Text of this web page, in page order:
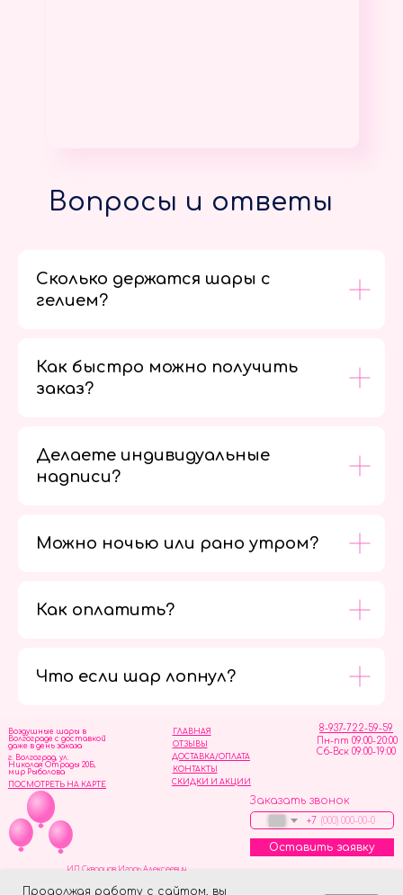
Продолжая работу с сайтом, вы
Вопросы и ответы
Сколько держатся шары с
гелием?
Как быстро можно получить
заказ?
Делаете индивидуальные
надписи?
Можно ночью или рано утром?
Как оплатить?
Что если шар лопнул?
ОТЗЫВЫ
ГЛАВНАЯ
ДОСТАВКА/ОПЛАТА
СКИДКИ И АКЦИИ
КОНТАКТЫ
8-937-722-59-59
Пн-пт 09:00-20:00
Сб-Вск 09:00-19:00
Воздушные шары в
Волгограде с доставкой
даже в день заказа
Заказать звонок
+7
Оставить заявку
г. Волгоград, ул.
Николая Отрады 20Б,
мир Рыболова
ПОСМОТРЕТЬ НА КАРТЕ
ИП Скворцов Игорь Алексеевич